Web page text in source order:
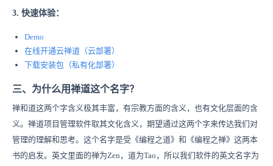
3. 快速体验：
Demo
在线开通云禅道 （云部署）
下载安装包 （私有化部署）
三、为什么用禅道这个名字？
禅和道这两个字含义极其丰富，有宗教方面的含义，也有文化层面的含
义。禅道项目管理软件取其文化含义，期望通过这两个字来传达我们对
管理的理解和思考。这个名字是受《编程之道》和《编程之禅》这两本
书的启发。英文里面的禅为Zen，道为Tao，所以我们软件的英文名字为